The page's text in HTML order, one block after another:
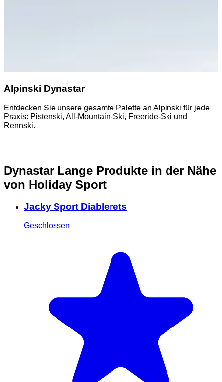
Alpinski Dynastar
Entdecken Sie unsere gesamte Palette an Alpinski für jede
Praxis: Pistenski, All-Mountain-Ski, Freeride-Ski und
Rennski.
Dynastar Lange Produkte in der Nähe
von Holiday Sport
Jacky Sport Diablerets
Geschlossen